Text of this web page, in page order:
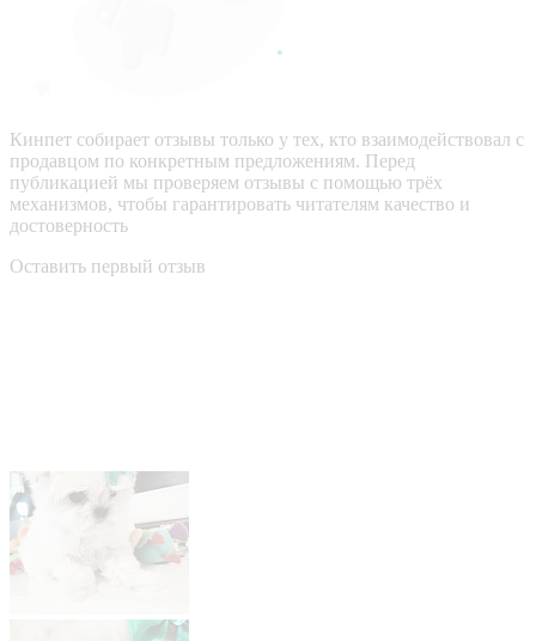
Кинпет собирает отзывы только у тех, кто взаимодействовал с
продавцом по конкретным предложениям. Перед
публикацией мы проверяем отзывы с помощью трёх
механизмов, чтобы гарантировать читателям качество и
достоверность
Оставить первый отзыв